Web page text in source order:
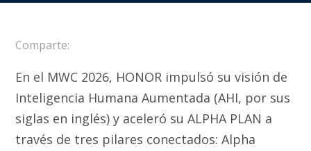
Comparte:
En el MWC 2026, HONOR impulsó su visión de
Inteligencia Humana Aumentada (AHI, por sus
siglas en inglés) y aceleró su ALPHA PLAN a
través de tres pilares conectados: Alpha